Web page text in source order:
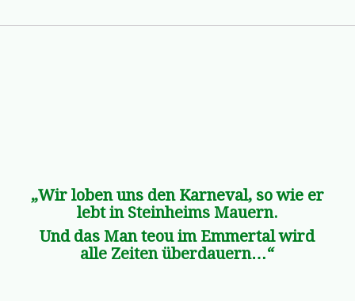
„Wir loben uns den Karneval, so wie er
lebt in Steinheims Mauern.
Und das Man teou im Emmertal wird
alle Zeiten überdauern…“